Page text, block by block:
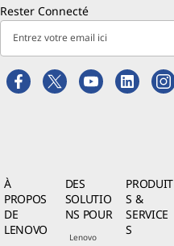
Rester Connecté
Entrez votre email ici
À
PROPOS
DE
LENOVO
DES
SOLUTIO
NS POUR
Lenovo
PRODUIT
S &
SERVICE
S